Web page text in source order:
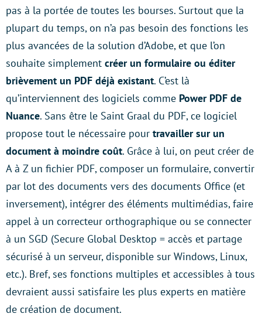
pas à la portée de toutes les bourses. Surtout que la
plupart du temps, on n’a pas besoin des fonctions les
plus avancées de la solution d’Adobe, et que l’on
souhaite simplement créer un formulaire ou éditer
brièvement un PDF déjà existant. C’est là
qu’interviennent des logiciels comme Power PDF de
Nuance. Sans être le Saint Graal du PDF, ce logiciel
propose tout le nécessaire pour travailler sur un
document à moindre coût. Grâce à lui, on peut créer de
A à Z un fichier PDF, composer un formulaire, convertir
par lot des documents vers des documents Office (et
inversement), intégrer des éléments multimédias, faire
appel à un correcteur orthographique ou se connecter
à un SGD (Secure Global Desktop = accès et partage
sécurisé à un serveur, disponible sur Windows, Linux,
etc.). Bref, ses fonctions multiples et accessibles à tous
devraient aussi satisfaire les plus experts en matière
de création de document.